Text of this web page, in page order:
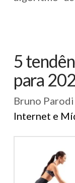
5
para
Bruno Parodi
Internet e